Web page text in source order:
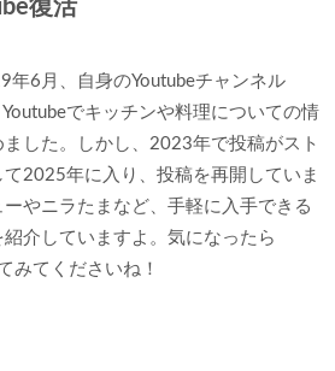
復活
年6月、自身のYoutubeチャンネル
Youtubeでキッチンや料理についての情
した。しかし、2023年で投稿がスト
2025年に入り、投稿を再開していま
やニラたまなど、手軽に入手できる
介していますよ。気になったら
みてくださいね！